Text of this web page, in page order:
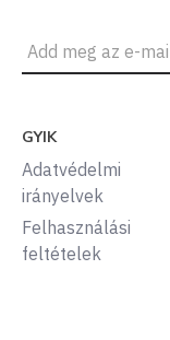
GYIK
Adatvédelmi
irányelvek
Felhasználási
feltételek